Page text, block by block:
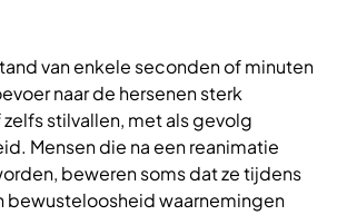
van enkele seconden of minuten
naar de hersenen sterk
stilvallen, met als gevolg
Mensen die na een reanimatie
beweren soms dat ze tijdens
bewusteloosheid waarnemingen